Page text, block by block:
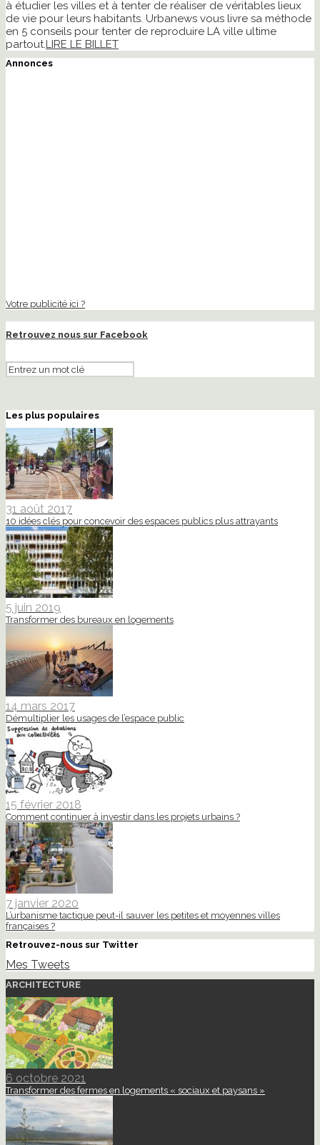
à étudier les villes et à tenter de réaliser de véritables lieux
de vie pour leurs habitants. Urbanews vous livre sa méthode
en 5 conseils pour tenter de reproduire LA ville ultime
partout. LIRE LE BILLET
Annonces
Votre publicité ici ?
Retrouvez nous sur Facebook
Les plus populaires
31 août 2017
10 idées clés pour concevoir des espaces publics plus attrayants
5 juin 2019
Transformer des bureaux en logements
14 mars 2017
Démultiplier les usages de l’espace public
15 février 2018
Comment continuer à investir dans les projets urbains ?
7 janvier 2020
L’urbanisme tactique peut-il sauver les petites et moyennes villes
françaises ?
Retrouvez-nous sur Twitter
Mes Tweets
ARCHITECTURE
6 octobre 2021
Transformer des fermes en logements « sociaux et paysans »